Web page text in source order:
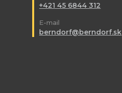
+421 45 6844 312
E-mail
berndorf@berndorf.sk